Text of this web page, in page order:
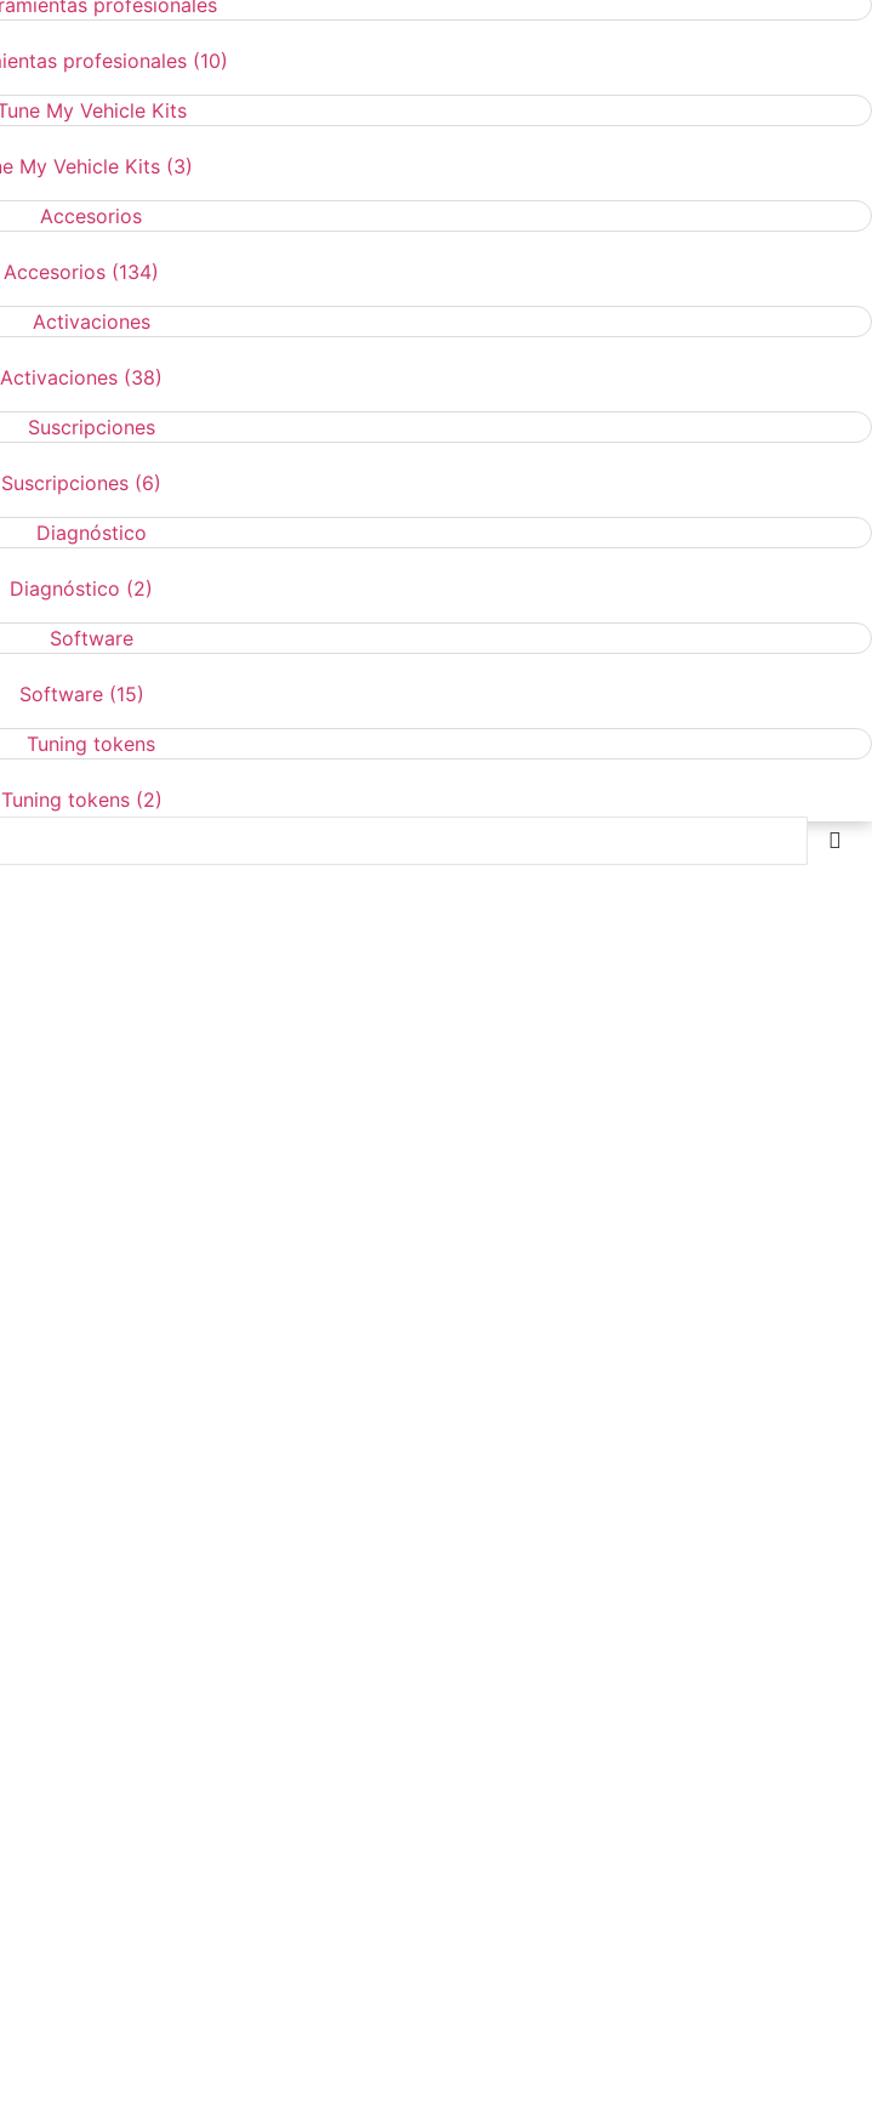
profesionales (10)
My Vehicle Kits (3)
Accesorios (134)
Activaciones (38)
Suscripciones (6)
Diagnóstico (2)
Software (15)
Tuning tokens (2)